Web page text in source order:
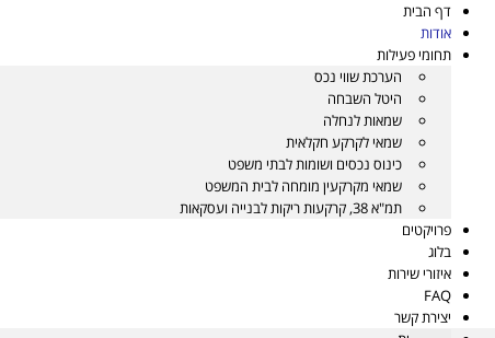
דף הבית
אודות
תחומי פעילות
הערכת שווי נכס
היטל השבחה
שמאות לנחלה
שמאי לקרקע חקלאית
כינוס נכסים ושומות לבתי משפט
שמאי מקרקעין מומחה לבית המשפט
תמ"א 38, קרקעות ריקות לבנייה ועסקאות
פרויקטים
בלוג
איזורי שירות
FAQ
יצירת קשר